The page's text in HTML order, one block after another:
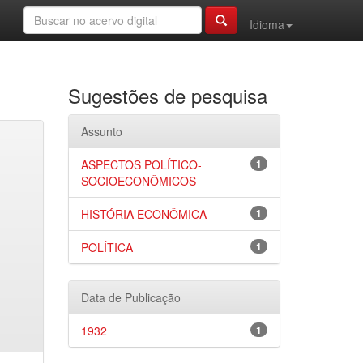
Idioma
Sugestões de pesquisa
Assunto
1
ASPECTOS POLÍTICO-
SOCIOECONÔMICOS
1
HISTÓRIA ECONÔMICA
1
POLÍTICA
Data de Publicação
1
1932